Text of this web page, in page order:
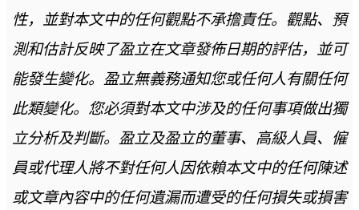
性，並對本文中的任何觀點不承擔責任。觀點、預
測和估計反映了盈立在文章發佈日期的評估，並可
能發生變化。盈立無義務通知您或任何人有關任何
此類變化。您必須對本文中涉及的任何事項做出獨
立分析及判斷。盈立及盈立的董事、高級人員、僱
員或代理人將不對任何人因依賴本文中的任何陳述
或文章內容中的任何遺漏而遭受的任何損失或損害